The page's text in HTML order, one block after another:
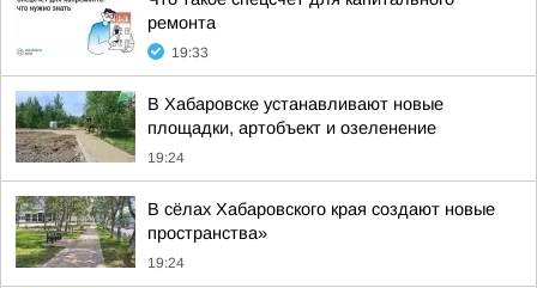
ремонта
19:33
В Хабаровске устанавливают новые
площадки, артобъект и озеленение
19:24
В сёлах Хабаровского края создают новые
пространства»
19:24